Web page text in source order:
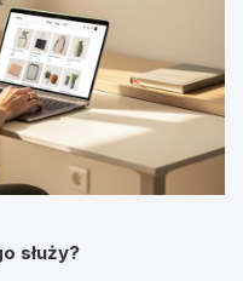
służy?